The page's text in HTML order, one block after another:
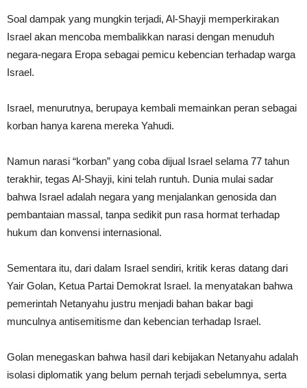
Soal dampak yang mungkin terjadi, Al-Shayji memperkirakan
Israel akan mencoba membalikkan narasi dengan menuduh
negara-negara Eropa sebagai pemicu kebencian terhadap warga
Israel.
Israel, menurutnya, berupaya kembali memainkan peran sebagai
korban hanya karena mereka Yahudi.
Namun narasi “korban” yang coba dijual Israel selama 77 tahun
terakhir, tegas Al-Shayji, kini telah runtuh. Dunia mulai sadar
bahwa Israel adalah negara yang menjalankan genosida dan
pembantaian massal, tanpa sedikit pun rasa hormat terhadap
hukum dan konvensi internasional.
Sementara itu, dari dalam Israel sendiri, kritik keras datang dari
Yair Golan, Ketua Partai Demokrat Israel. Ia menyatakan bahwa
pemerintah Netanyahu justru menjadi bahan bakar bagi
munculnya antisemitisme dan kebencian terhadap Israel.
Golan menegaskan bahwa hasil dari kebijakan Netanyahu adalah
isolasi diplomatik yang belum pernah terjadi sebelumnya, serta